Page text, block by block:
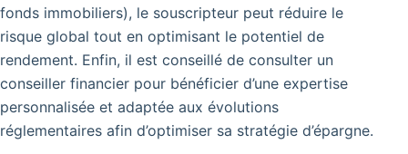
fonds immobiliers), le souscripteur peut réduire le
risque global tout en optimisant le potentiel de
rendement. Enfin, il est conseillé de consulter un
conseiller financier pour bénéficier d’une expertise
personnalisée et adaptée aux évolutions
réglementaires afin d’optimiser sa stratégie d’épargne.